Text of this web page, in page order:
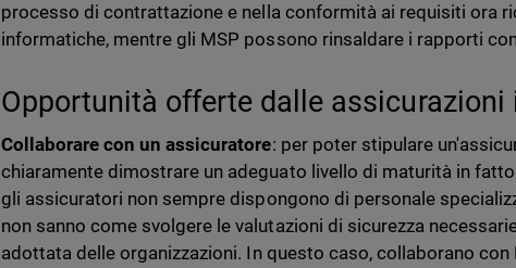
processo di contrattazione e nella conformità ai requisiti ora
informatiche, mentre gli MSP possono rinsaldare i rapporti
Opportunità offerte dalle
Collaborare con un assicuratore: per poter stipulare
chiaramente dimostrare un adeguato livello di maturità in
gli assicuratori non sempre dispongono di personale
non sanno come svolgere le valutazioni di sicurezza
adottata delle organizzazioni. In questo caso, collaborano con